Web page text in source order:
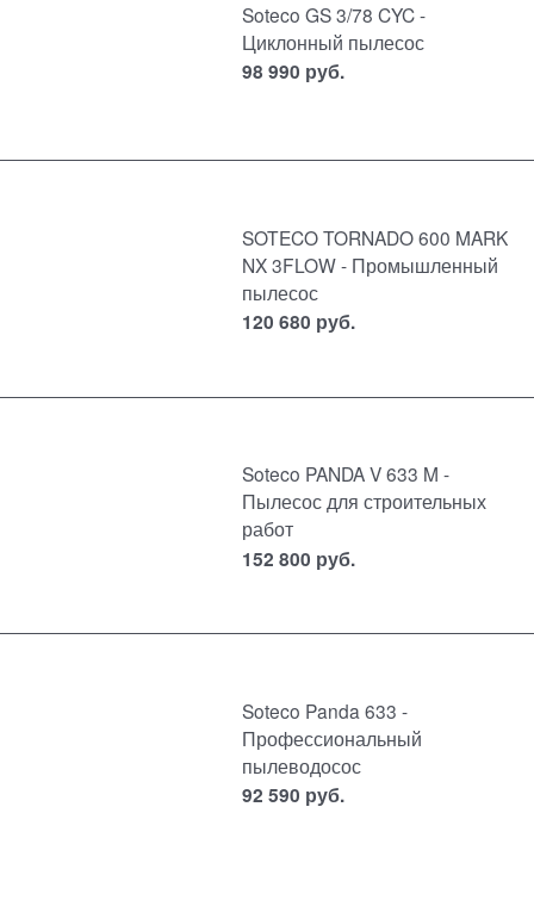
Soteco GS 3/78 CYC -
Циклонный пылесос
98 990 руб.
SOTECO TORNADO 600 MARK
NX 3FLOW - Промышленный
пылесос
120 680 руб.
Soteco PANDA V 633 M -
Пылесос для строительных
работ
152 800 руб.
Soteco Panda 633 -
Профессиональный
пылеводосос
92 590 руб.